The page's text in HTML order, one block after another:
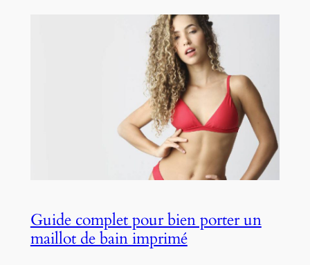
Guide complet pour bien porter un
maillot de bain imprimé